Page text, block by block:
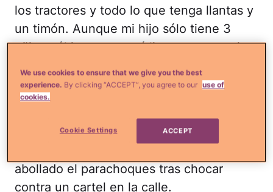
los tractores y todo lo que tenga llantas y
un timón. Aunque mi hijo sólo tiene 3
añitos, él jura que está listo para manejar
En el caso del niñito de 6 años,
al parecer, iba camino a un mecánico para
abollado el parachoques tras chocar
contra un cartel en la calle.
We use cookies to ensure that we give you the best
experience. By clicking “ACCEPT”, you agree to our use of
cookies.
Cookie Settings ACCEPT